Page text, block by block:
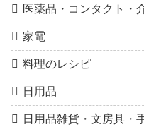
医薬品・コンタクト・
家電
料理のレシピ
日用品
日用品雑貨・文房具・